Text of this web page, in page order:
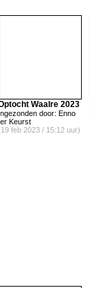
Waalre 2023
Ingezonden door: Enno
Keurst
feb 2023 / 15:12 uur)